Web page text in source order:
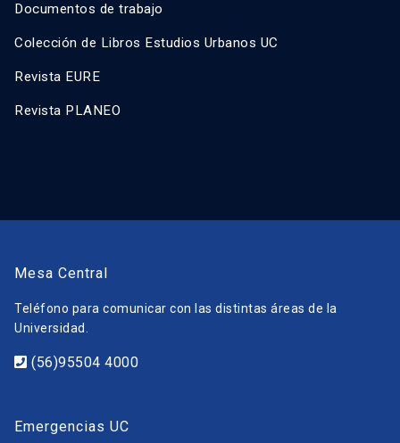
Documentos de trabajo
Colección de Libros Estudios Urbanos UC
Revista EURE
Revista PLANEO
Mesa Central
Teléfono para comunicar con las distintas áreas de la
Universidad.
(56)95504 4000
Emergencias UC